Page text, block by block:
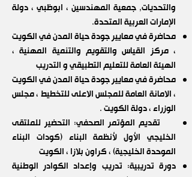
والتحديات, جمعية المهندسين ، ابوظبي ، دولة
الإمارات العربية المتحدة.
محاضرة في معايير جودة حياة المدن في الكويت
، مركز القياس والتقويم والتنمية المهنية ،
الهيئة العامة للتعليم التطبيقي و التدريب
محاضرة في معايير جودة حياة المدن في الكويت
، الامانة العامة للمجلس الاعلى للتخطيط ، مجلس
الوزراء ، دولة الكويت .
تقديم المؤتمر الصحفي: التحضير للملتقى
الخليجي الأول لأنظمة البناء (كودات البناء
الموحدة الخليجية) ، كراون بلازا ، الكويت
دورة تدريبية: تدريب وإعداد الكوادر الوطنية